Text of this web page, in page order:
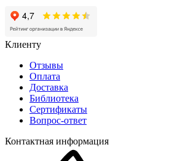
Клиенту
Отзывы
Оплата
Доставка
Библиотека
Сертификаты
Вопрос-ответ
Контактная информация